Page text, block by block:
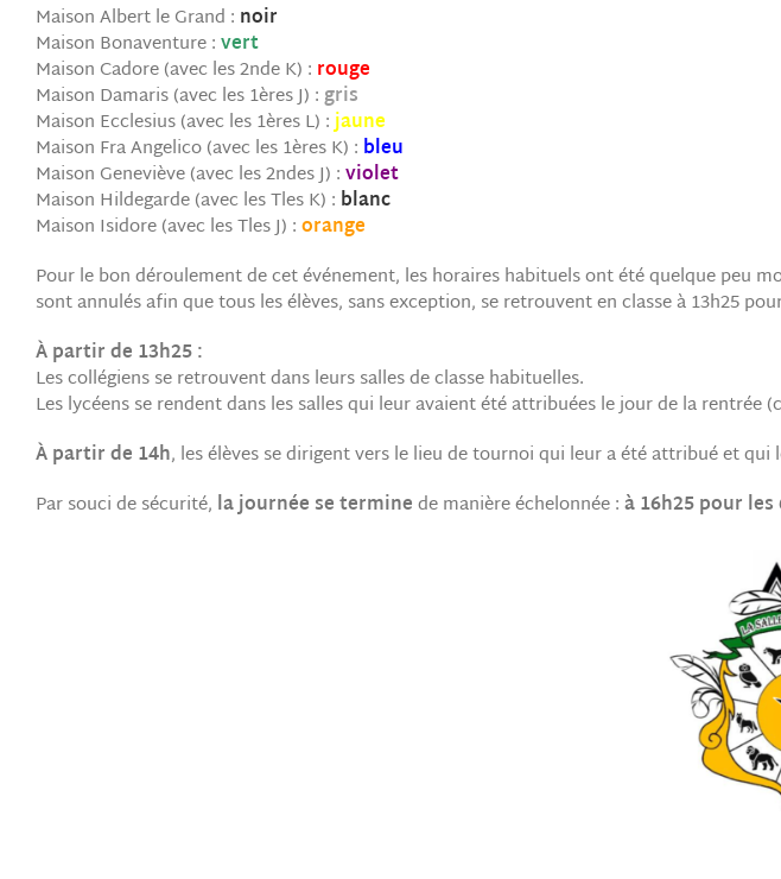
Maison Albert le Grand : noir
Maison Bonaventure :vert
Maison Cadore (avec les 2nde K) : rouge
Maison Damaris (avec les 1ères J) :gris
Maison Ecclesius (avec les 1ères L) :jaune
Maison Fra Angelico (avec les 1ères K) : bleu
Maison Geneviève (avec les 2ndes J) :violet
Maison Hildegarde (avec les Tles K) : blanc
Maison Isidore (avec les Tles J) :orange
Pour le bon déroulement de cet événement, les horaires habituels ont été quelque peu
sont annulés afin que tous les élèves, sans exception, se retrouvent en classe à 13h25
À partir de 13h25 :
Les collégiens se retrouvent dans leurs salles de classe habituelles.
Les lycéens se rendent dans les salles qui leur avaient été attribuées le jour de la rentrée
À partir de 14h, les élèves se dirigent vers le lieu de tournoi qui leur a été attribué et
Par souci de sécurité, la journée se terminede manière échelonnée :à 16h25 pour